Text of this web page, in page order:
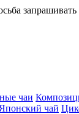
чаи
Японский чай